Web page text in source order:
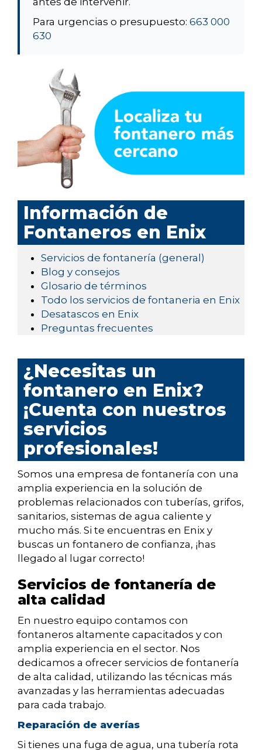
Para urgencias o presupuesto: 663 000
630
Información de
Fontaneros en Enix
Servicios de fontanería (general)
Blog y consejos
Glosario de términos
Todo los servicios de fontaneria en Enix
Desatascos en Enix
Preguntas frecuentes
¿Necesitas un
fontanero en Enix?
¡Cuenta con nuestros
servicios
profesionales!
Somos una empresa de fontanería con una
amplia experiencia en la solución de
problemas relacionados con tuberías, grifos,
sanitarios, sistemas de agua caliente y
mucho más. Si te encuentras en Enix y
buscas un fontanero de confianza, ¡has
llegado al lugar correcto!
Servicios de fontanería de
alta calidad
En nuestro equipo contamos con
fontaneros altamente capacitados y con
amplia experiencia en el sector. Nos
dedicamos a ofrecer servicios de fontanería
de alta calidad, utilizando las técnicas más
avanzadas y las herramientas adecuadas
para cada trabajo.
Reparación de averías
Si tienes una fuga de agua, una tubería rota